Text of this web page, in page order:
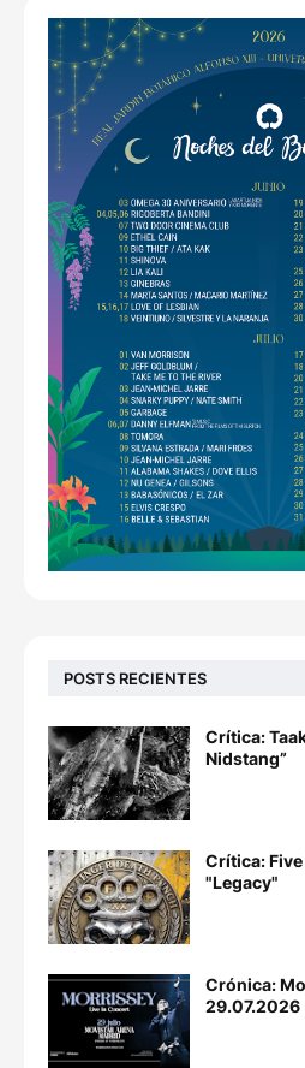
POSTS RECIENTES
Crítica:
Nidstang”
Crítica:
"Legacy"
Crónica:
29.07.2026